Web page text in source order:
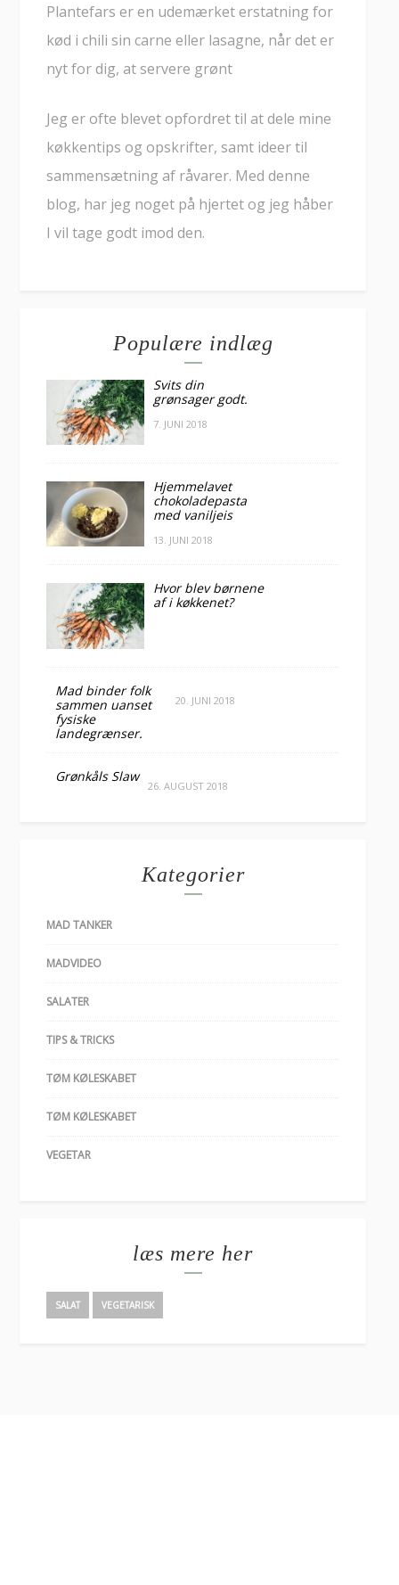
Plantefars er en udemærket erstatning for
kød i chili sin carne eller lasagne, når det er
nyt for dig, at servere grønt
Jeg er ofte blevet opfordret til at dele mine
køkkentips og opskrifter, samt ideer til
sammensætning af råvarer. Med denne
blog, har jeg noget på hjertet og jeg håber
I vil tage godt imod den.
Populære indlæg
Svits din
grønsager godt.
7. JUNI 2018
Hjemmelavet
chokoladepasta
med vaniljeis
13. JUNI 2018
Hvor blev børnene
af i køkkenet?
Mad binder folk
sammen uanset
fysiske
landegrænser.
20. JUNI 2018
Grønkåls Slaw
26. AUGUST 2018
Kategorier
MAD TANKER
MADVIDEO
SALATER
TIPS & TRICKS
TØM KØLESKABET
TØM KØLESKABET
VEGETAR
læs mere her
SALAT VEGETARISK